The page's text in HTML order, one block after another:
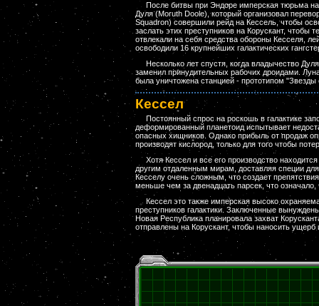
После битвы при Эндоре имперская тюрьма
Дуля (Moruth Doole), который организовал
Squadron) совершили рейд на Кессель, чтобы
заслать этих преступников на Корускант,
отвлекали на себя средства обороны Кесселя,
освободили 16 крупнейших галактических
Несколько лет спустя, когда владычество
заменил принудительных рабочих дроидами.
была уничтожена станцией - прототипом
Кессел
Постоянный спрос на роскошь в галактике
деформированный планетоид испытывает
опасных хищников. Однако прибыль от продаж
производят кислород, только для того чтобы
Хотя Кессел и все его производство
другим отдаленным мирам, доставляя специи
Кесселу очень сложным, что создает
меньше чем за двенадцать парсек, что
Кессел это также имперская высоко
преступников галактики. Заключенные
Новая Республика планировала захват
отправлены на Корускант, чтобы наносить ущерб